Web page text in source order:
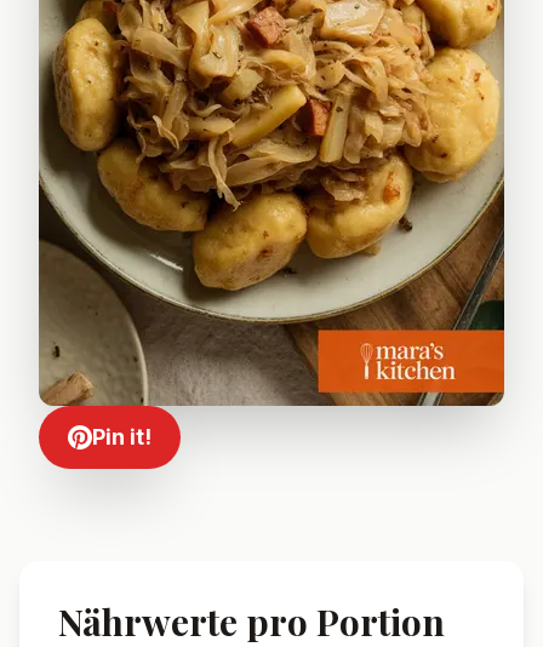
Pin it!
Nährwerte pro Portion